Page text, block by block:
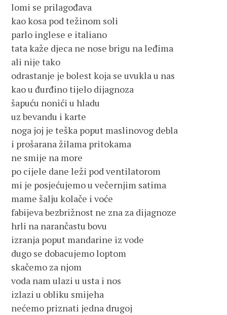
lomi se prilagođava
kao kosa pod težinom soli
parlo inglese e italiano
tata kaže djeca ne nose brigu na leđima
ali nije tako
odrastanje je bolest koja se uvukla u nas
kao u đurđino tijelo dijagnoza
šapuću nonići u hladu
uz bevandu i karte
noga joj je teška poput maslinovog debla
i prošarana žilama pritokama
ne smije na more
po cijele dane leži pod ventilatorom
mi je posjećujemo u večernjim satima
mame šalju kolače i voće
fabijeva bezbrižnost ne zna za dijagnoze
hrli na narančastu bovu
izranja poput mandarine iz vode
dugo se dobacujemo loptom
skačemo za njom
voda nam ulazi u usta i nos
izlazi u obliku smijeha
nećemo priznati jedna drugoj